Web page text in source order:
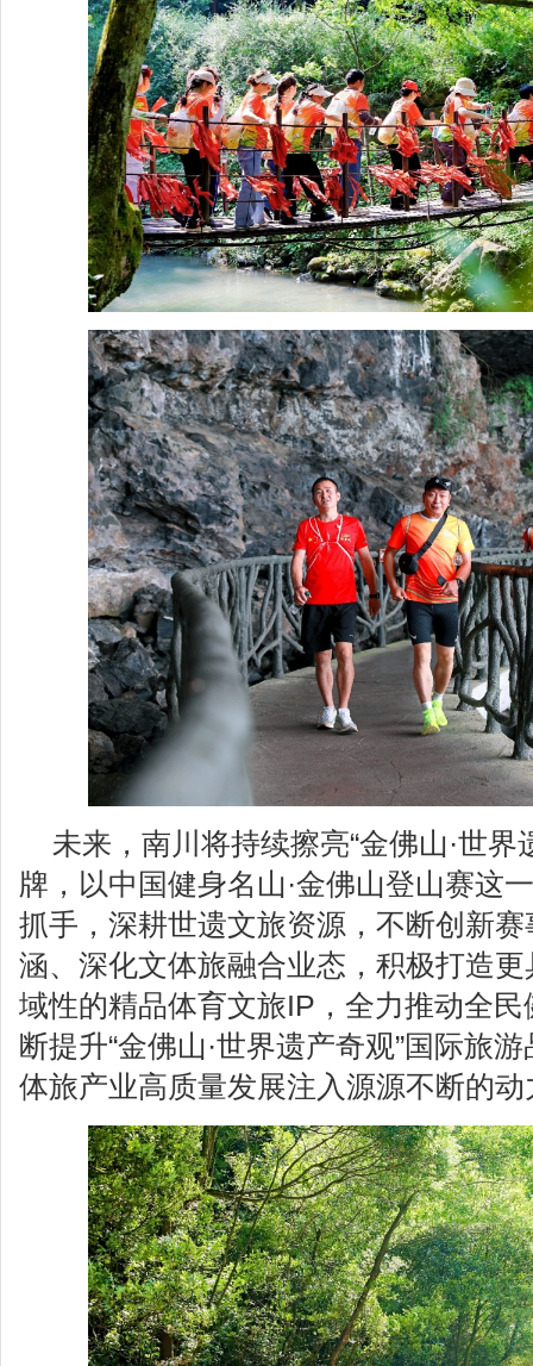
未来，南川将持续擦亮“金佛山·世界
牌，以中国健身名山·金佛山登山赛这
抓手，深耕世遗文旅资源，不断创新
涵、深化文体旅融合业态，积极打造
域性的精品体育文旅IP，全力推动全
断提升“金佛山·世界遗产奇观”国际旅
体旅产业高质量发展注入源源不断的动